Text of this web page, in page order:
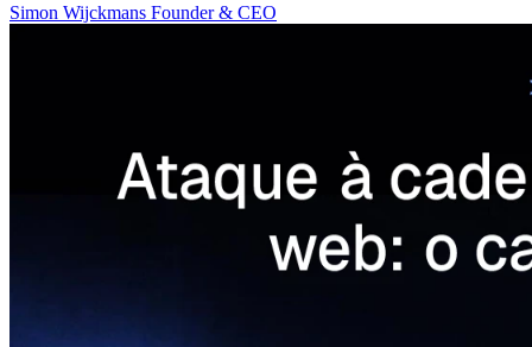
Simon Wijckmans Founder & CEO